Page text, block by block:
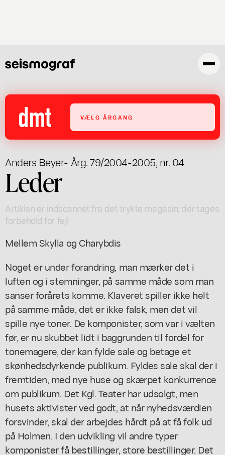
VÆLG ÅRGANG
Anders Beyer- Årg. 79/2004-2005, nr. 04
Leder
Artiklen er indscannet fra det trykte magasin; der tages
forbehold for fejl
Mellem Skylla og Charybdis
Noget er under forandring, man mærker det i
luften og i stemninger, på samme måde som man
sanser forårets komme. Klaveret spiller ikke helt
på samme måde, det er ikke falsk, men det vil
spille nye toner. De komponister, som var i vælten
før, er nu skubbet lidt i baggrunden til fordel for
tonemagere, der kan fylde sale og betage et
skønhedsdyrkende publikum. Fyldes sale skal der i
fremtiden, med nye huse og skærpet konkurrence
om publikum. Det Kgl. Teater har udsolgt, men
husets aktivister ved godt, at når nyhedsværdien
forsvinder, skal der arbejdes hårdt på at få folk ud
på Holmen. I den udvikling vil andre typer
komponister få bestillinger, store bestillinger. Det